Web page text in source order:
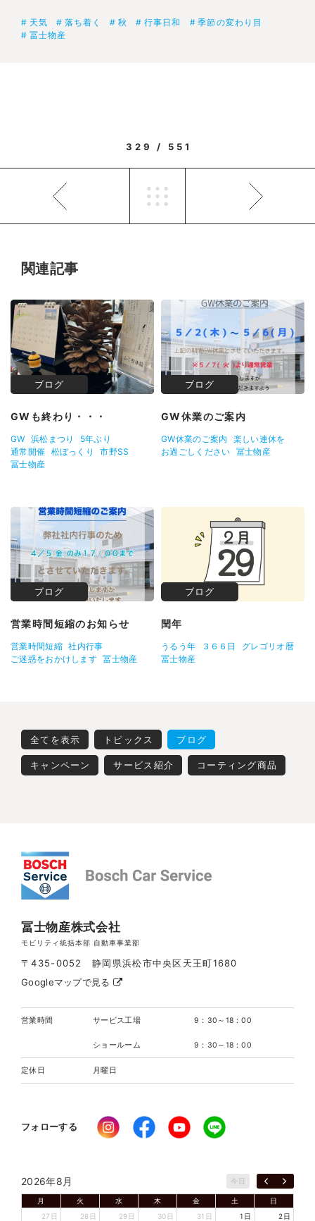
天気 落ち着く 秋 行事日和
季節の変わり目
冨士物産
329 / 551
関連記事
ブログ
GWも終わり・・・
GW 浜松まつり
5年ぶり
通常開催 松ぼっくり
市野SS
冨士物産
ブログ
GW休業のご案内
GW休業のご案内
楽しい連休を
お過ごしください 冨士物産
ブログ
営業時間短縮のお知らせ
営業時間短縮 社内行事
ご迷惑をおかけします 冨士物産
ブログ
閏年
うるう年 ３６６日
グレゴリオ暦
冨士物産
全てを表示 トピックス ブログ
キャンペーン サービス紹介 コーティング商品
冨士物産株式会社
モビリティ統括本部 自動車事業部
〒435-0052 静岡県浜松市中央区天王町1680
Googleマップで見る
営業時間 サービス工場 9：30～18：00
ショールーム 9：30～18：00
定休日 月曜日
フォローする
2026年8月 今日
月 火 水 木 金 土
日
27日
28日 29日 30日 31日 1日 2日